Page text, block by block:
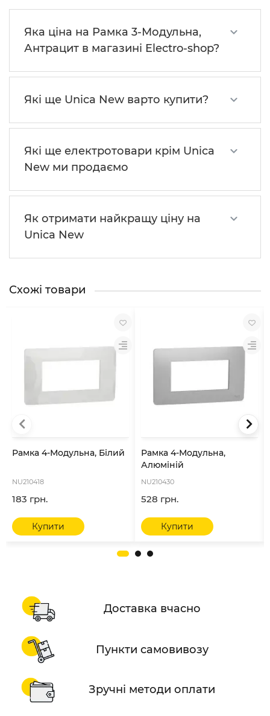
Яка ціна на Рамка 3-Модульна,
Антрацит в магазині Electro-shop?
Які ще Unica New варто купити?
Які ще електротовари крім Unica
New ми продаємо
Як отримати найкращу ціну на
Unica New
Схожі товари
Рамка 4-Модульна, Білий
NU210418
183 грн.
Купити
Рамка 4-Модульна,
Алюміній
NU210430
528 грн.
Купити
Доставка вчасно
Пункти самовивозу
Зручні методи оплати